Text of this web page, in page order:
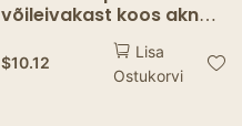
võileivakast koos akna
võileivakonteineriga
$10.12
Lisa
Ostukorvi